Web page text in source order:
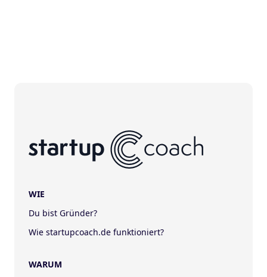
WIE
Du bist Gründer?
Wie startupcoach.de funktioniert?
WARUM